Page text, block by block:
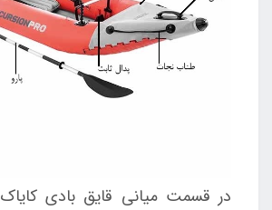
در قسمت میانی قایق بادی